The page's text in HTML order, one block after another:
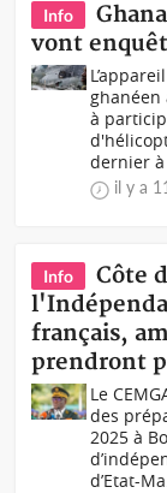
Info
vont
ghanéen
à
dernier
il y a
Info
Côte
français,
prendront
Le
des
2025 à
d’Etat-